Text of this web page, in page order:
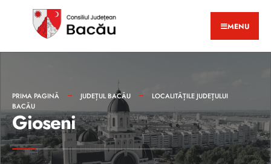
MENU
PRIMA PAGINĂ JUDEȚUL BACĂU
LOCALITĂȚILE JUDEȚULUI
BACĂU
Gioseni